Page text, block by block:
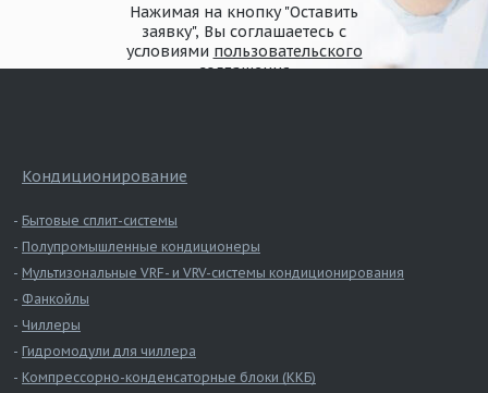
Нажимая на кнопку "Оставить
заявку", Вы соглашаетесь с
условиями пользовательского
соглашения
Кондиционирование
Бытовые сплит-системы
Полупромышленные кондиционеры
Мультизональные VRF- и VRV-системы кондиционирования
Фанкойлы
Чиллеры
Гидромодули для чиллера
Компрессорно-конденсаторные блоки (ККБ)